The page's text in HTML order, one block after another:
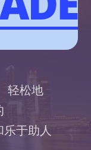
轻松地
于助人